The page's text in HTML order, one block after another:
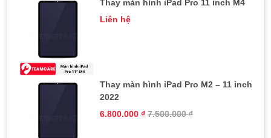
Thay màn hình iPad Pro 11 inch M4
Liên hệ
Thay màn hình iPad Pro M2 – 11 inch
2022
6.800.000 ₫ 7.500.000₫